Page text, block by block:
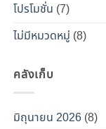
โปรโมชั่น (7)
ไม่มีหมวดหมู่ (8)
คลังเก็บ
มิถุนายน 2026 (8)